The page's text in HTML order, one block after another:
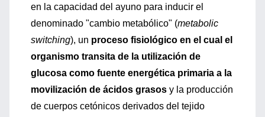
en la capacidad del ayuno para inducir el
denominado "cambio metabólico" (metabolic
switching), un proceso fisiológico en el cual el
organismo transita de la utilización de
glucosa como fuente energética primaria a la
movilización de ácidos grasos y la producción
de cuerpos cetónicos derivados del tejido